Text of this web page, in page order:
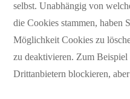
selbst. Unabhängig von
die Cookies stammen, haben
Möglichkeit Cookies zu
zu deaktivieren. Zum
Drittanbietern blockieren,